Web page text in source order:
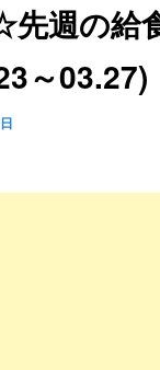
週の給
～03.27)